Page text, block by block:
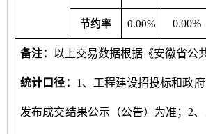
节约率 0.00% 0.00%
备注： 以上交易数据根据《安徽省公
统计口径： 1、工程建设招投标和政
发布成交结果公示（公告）为准；2